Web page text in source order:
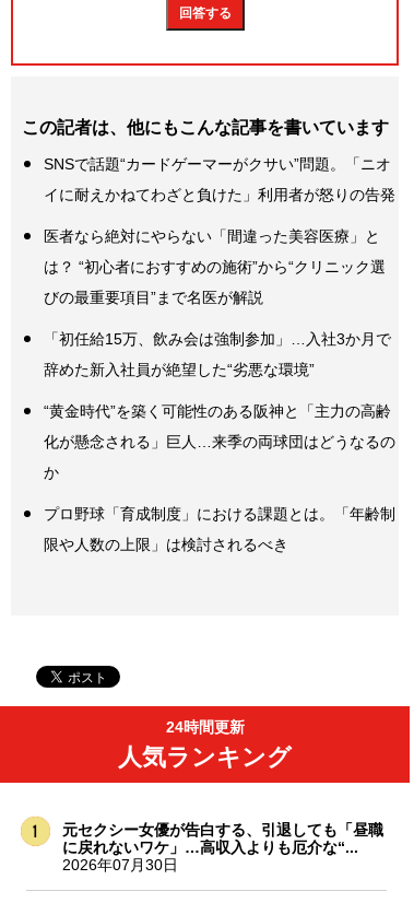
この記者は、他にもこんな記事を書いています
SNSで話題“カードゲーマーがクサい”問題。「ニオ
イに耐えかねてわざと負けた」利用者が怒りの告発
医者なら絶対にやらない「間違った美容医療」と
は？ “初心者におすすめの施術”から“クリニック選
びの最重要項目”まで名医が解説
「初任給15万、飲み会は強制参加」…入社3か月で
辞めた新入社員が絶望した“劣悪な環境”
“黄金時代”を築く可能性のある阪神と「主力の高齢
化が懸念される」巨人…来季の両球団はどうなるの
か
プロ野球「育成制度」における課題とは。「年齢制
限や人数の上限」は検討されるべき
24時間更新
人気ランキング
元セクシー女優が告白する、引退しても「昼職
に戻れないワケ」…高収入よりも厄介な“...
2026年07月30日